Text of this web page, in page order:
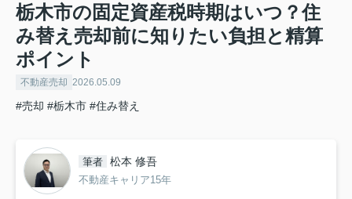
栃木市の固定資産税時期はいつ？住
み替え売却前に知りたい負担と精算
ポイント
不動産売却 2026.05.09
#売却 #栃木市 #住み替え
筆者 松本 修吾
不動産キャリア15年